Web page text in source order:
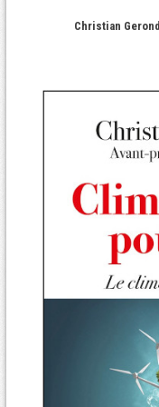
Christian